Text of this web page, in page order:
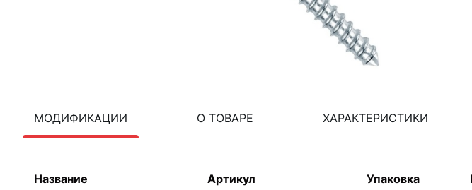
МОДИФИКАЦИИ О ТОВАРЕ ХАРАКТЕРИСТИКИ
Название Артикул Упаковка